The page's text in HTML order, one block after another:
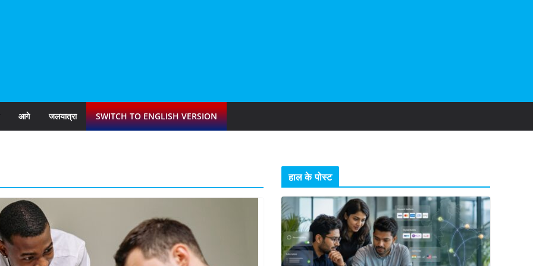
आगे जलयात्रा SWITCH TO ENGLISH VERSION
हाल के पोस्ट